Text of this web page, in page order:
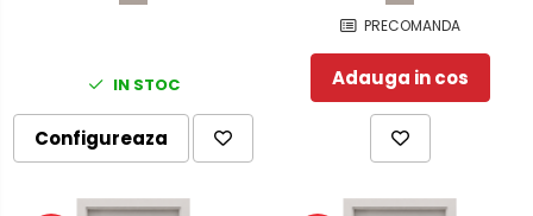
IN STOC
Configureaza
PRECOMANDA
Adauga in cos